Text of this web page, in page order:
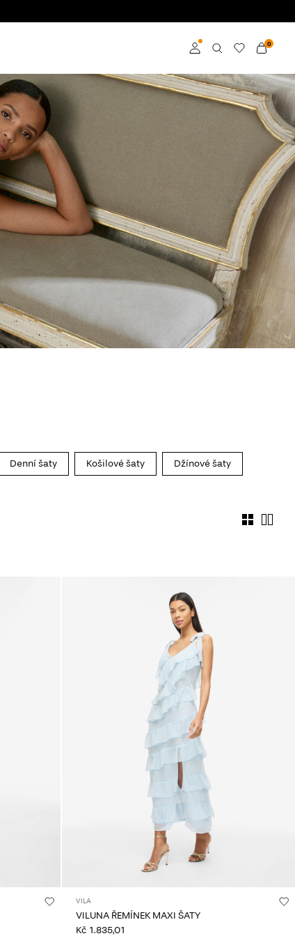
Club
0
Denní šaty Košilové šaty Džínové šaty
VILA
VILUNA ŘEMÍNEK MAXI ŠATY
Kč 1.835,01